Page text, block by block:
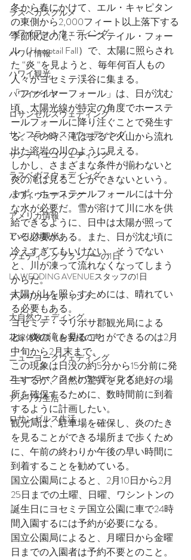
ラスベガスグルメ
ハワイフォトウェディング
ハワイ情報
ハワイ観光
ハワイグルメ
ロサンゼルスウェディング
サンフランシスコウェディング
サンディエゴウェディング
ラスベガスウェディング
ハワイウェディング
アメリカ情報
アメリカ観光
ウェディングプランナーの1日
LA WEDDING AVENUEスタッフの1日
アメリカウェディング
大自然ウェディング
花嫁体験談（お客様の声）
ニューヨークウェディング
ニューヨークフォトウェディング
アメリカ生活
ロサンゼルス生活
冬から春にかけて、エル・キャピタン
の東側から2,000フィート以上落下する
季節限定の滝、ホーステイル・フォー
ル（Horsetail Fall）で、太陽に照らされ
た “炎 “を見ようと、毎年何百人もの
人々がヨセミテ渓谷に集まる。
「ファイヤーフォール」は、日が沈む
頃、太陽光線が特定の角度でホーステ
ールフォールに降り注ぐことで発生す
る。その時、滝はまるで火山から流れ
出た溶岩の川のように見える。
しかし、さまざまな条件が揃わないと
炎の滝は見ることができないという。
まず、ホーステールフォールには十分
な水が必要だ。雪が溶けて川に水を供
給できるように、日中は太陽が照って
いる必要がある。また、日が沈む頃に
冷えすぎてもいけない。そうでない
と、川が凍って流れなくなってしまう
からだ。
太陽が山を照らすためには、晴れてい
る必要もある。
ヨセミテ・マリポサ郡観光局による
と、炎の滝を見ることができるのは2月
中旬から2月末まで。
この現象は日没の約5分から15分前に発
生するが、自然の驚異を見る絶好の場
所を確保するために、数時間前に到着
するように計画したい。
観光局は、駐車場を確保し、炎のたき
を見ることができる場所まで歩くため
に、午前の終わりか午後の早い時間に
到着することを勧めている。
国立公園局によると、2月10日から2月
25日までの土曜、日曜、ワシントンの
誕生日にヨセミテ国立公園に車で24時
間入園するには予約が必要になる。
国立公園局によると、月曜日から金曜
日までの入園者は予約不要とのこと。